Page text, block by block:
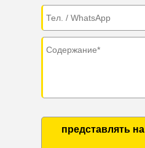
представлять на